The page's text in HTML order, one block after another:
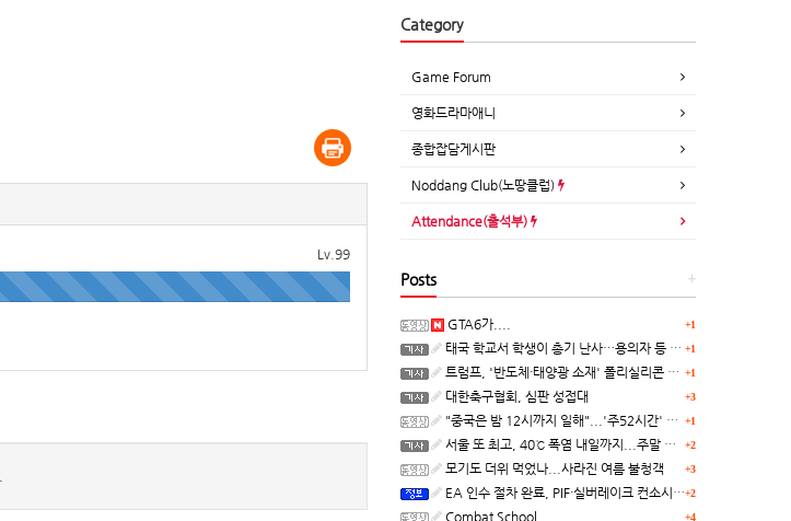
Lv.99
Category
Game Forum
영화드라마애니
종합잡담게시판
Noddang Club(노땅클럽)
Attendance(출석부)
+
Posts
+1
GTA6가....
+1
태국 학교서 학생이 총기 난사…용의자 등 8명 숨져
+1
트럼프, '반도체·태양광 소재' 폴리실리콘 파생 제품에 15% 관세...한국 기업도 영향
+3
대한축구협회, 심판 성접대
+1
"중국은 밤 12시까지 일해"...'주52시간' 손볼까
+2
서울 또 최고, 40℃ 폭염 내일까지...주말 동쪽 비바람
+3
모기도 더위 먹었나...사라진 여름 불청객
+2
EA 인수 절차 완료, PIF·실버레이크 컨소시엄 산하 편입
+4
Combat School